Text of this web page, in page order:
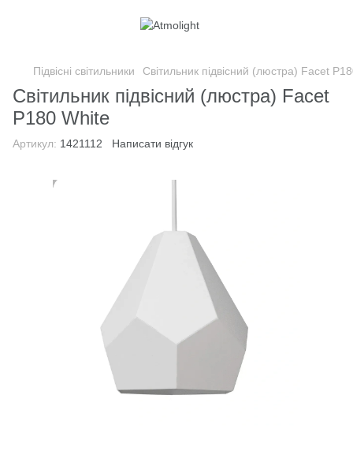
Підвісні світильники Світильник підвісний (люстра) Facet
Світильник підвісний (люстра) Facet
P180 White
Артикул: 1421112 Написати відгук